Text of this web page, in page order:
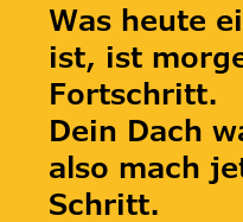
Was heute
ist, ist
Fortschritt.
Dein Dach
also mach
Schritt.